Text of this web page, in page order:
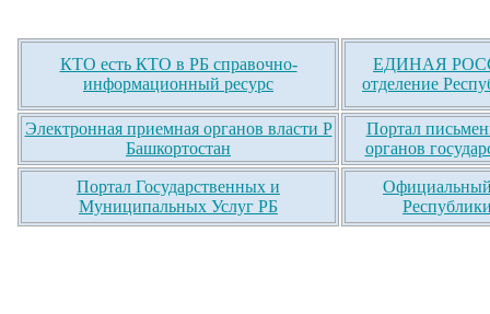
КТО есть КТО в РБ справочно-
информационный ресурс
ЕДИНАЯ
отделение
Электронная приемная органов власти Р
Башкортостан
Портал
органов
Портал Государственных и
Муниципальных Услуг РБ
Официальный